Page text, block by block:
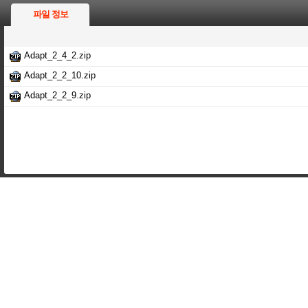
파일 정보
Adapt_2_4_2.zip
Adapt_2_2_10.zip
Adapt_2_2_9.zip